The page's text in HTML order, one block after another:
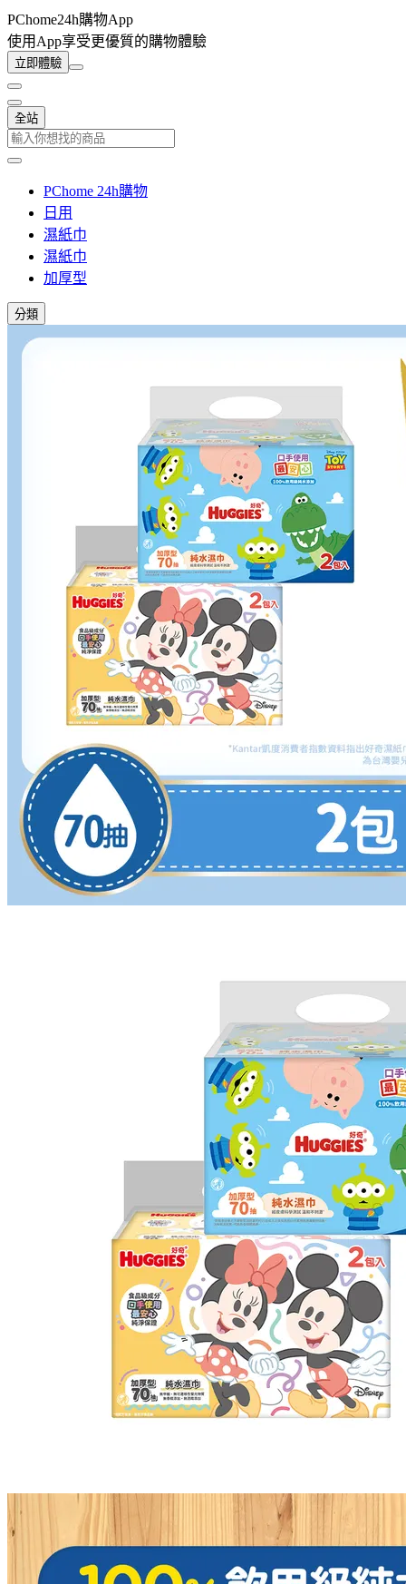
PChome24h購物App
使用App享受更優質的購物體驗
立即體驗
全站
PChome 24h購物
日用
濕紙巾
濕紙巾
加厚型
分類